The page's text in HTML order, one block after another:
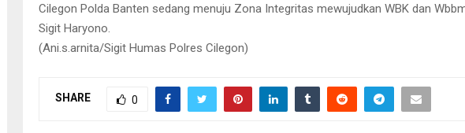
Cilegon Polda Banten sedang menuju Zona Integritas mewujudkan WBK dan
Sigit Haryono.
(Ani.s.arnita/Sigit Humas Polres Cilegon)
SHARE 0